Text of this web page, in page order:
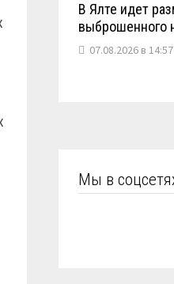
В Ялте идет
выброшенного
07.08.2026 в 14:57
Мы в